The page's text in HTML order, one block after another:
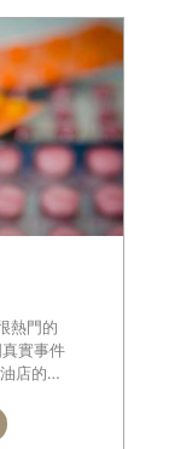
熱門的
實事件
店的老
權等經